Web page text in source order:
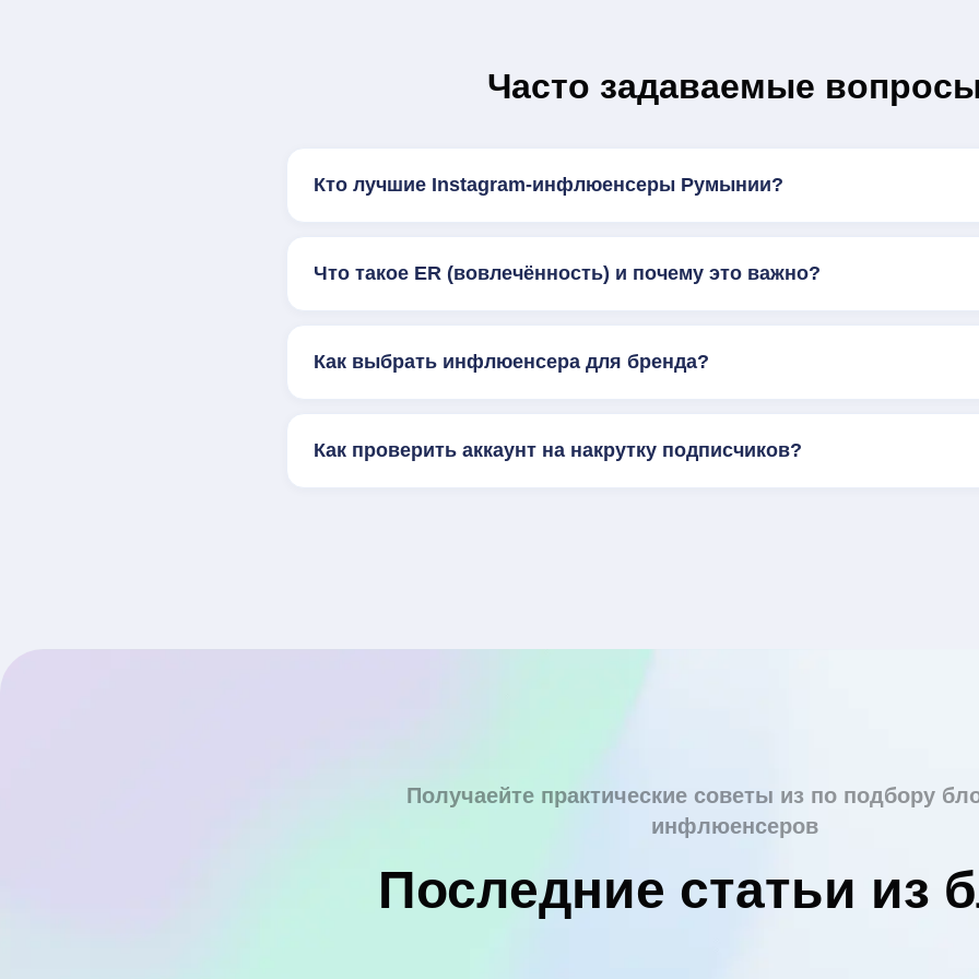
Часто задаваемые
Кто лучшие Instagram-инфлюенсеры Румынии?
Что такое ER (вовлечённость) и почему это важно?
Как выбрать инфлюенсера для бренда?
Как проверить аккаунт на накрутку подписчиков?
Получаейте практические советы из по подбору
инфлюенсеров
Последние статьи из